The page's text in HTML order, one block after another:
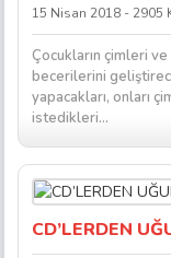
15 Nisan 2018 - 2905
Çocukların çimleri
becerilerini
yapacakları, onları
istedikleri...
CD’LERDEN